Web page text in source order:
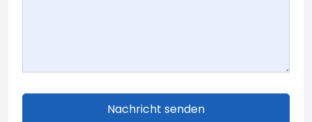
Nachricht senden